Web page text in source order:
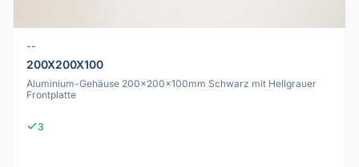
--
200X200X100
Aluminium-Gehäuse 200x200x100mm Schwarz mit Hellgrauer
Frontplatte
3